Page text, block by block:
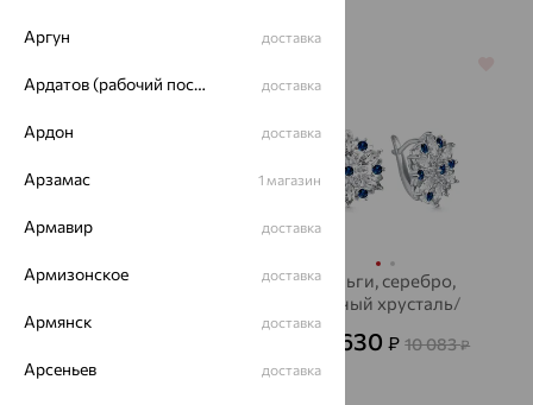
Серьги, серебро,
6 377
Серьги, серебро,
горный хрусталь/
хрусталь, INTALIA
3 630₽ 10 083₽
Аргун доставка
Ардатов (рабочий поселок) доставка
Ардон доставка
Арзамас 1 магазин
Армавир доставка
Армизонское доставка
Армянск доставка
Арсеньев доставка